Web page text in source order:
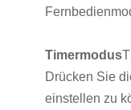
Timermodus
Drücken Sie
einstellen zu